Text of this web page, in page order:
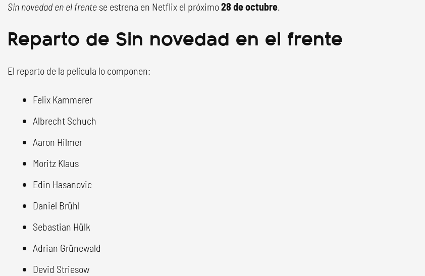
Sin novedad en el frente se estrena en Netflix el próximo28 de octubre.
Reparto de Sin novedad en el frente
El reparto de la película lo componen:
Felix Kammerer
Albrecht Schuch
Aaron Hilmer
Moritz Klaus
Edin Hasanovic
Daniel Brühl
Sebastian Hülk
Adrian Grünewald
Devid Striesow